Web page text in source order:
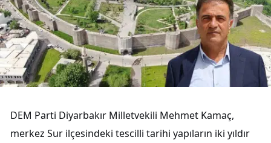
DEM Parti Diyarbakır Milletvekili Mehmet Kamaç,
merkez Sur ilçesindeki tescilli tarihi yapıların iki yıldır